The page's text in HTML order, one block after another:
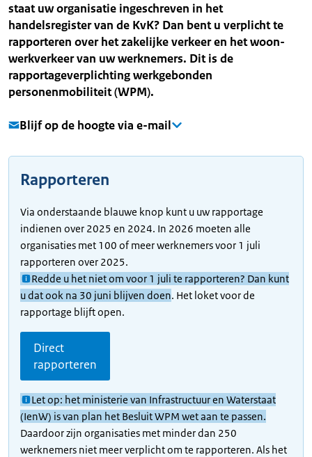
staat uw organisatie ingeschreven in het
handelsregister van de KvK? Dan bent u verplicht te
rapporteren over het zakelijke verkeer en het woon-
werkverkeer van uw werknemers. Dit is de
rapportageverplichting werkgebonden
personenmobiliteit (WPM).
Blijf op de hoogte via e-mail
Rapporteren
Via onderstaande blauwe knop kunt u uw rapportage
indienen over 2025 en 2024. In 2026 moeten alle
organisaties met 100 of meer werknemers voor 1 juli
rapporteren over 2025.
Redde u het niet om voor 1 juli te rapporteren? Dan kunt
u dat ook na 30 juni blijven doen. Het loket voor de
rapportage blijft open.
Direct
rapporteren
Let op: het ministerie van Infrastructuur en Waterstaat
(IenW) is van plan het Besluit WPM wet aan te passen.
Daardoor zijn organisaties met minder dan 250
werknemers niet meer verplicht om te rapporteren. Als het